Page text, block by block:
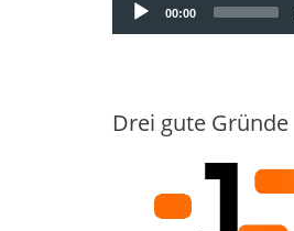
00:00
Drei gute Gründe